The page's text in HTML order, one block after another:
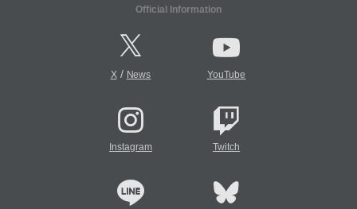
Official Information
X/ News YouTube
Instagram Twitch